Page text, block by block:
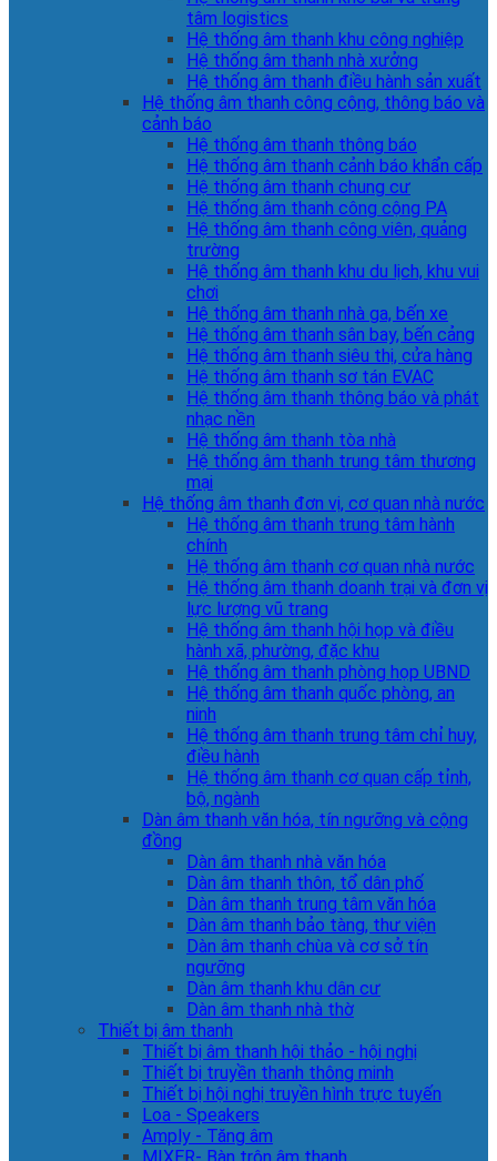
tâm logistics
Hệ thống âm thanh khu công nghiệp
Hệ thống âm thanh nhà xưởng
Hệ thống âm thanh điều hành sản xuất
Hệ thống âm thanh công cộng, thông báo và
cảnh báo
Hệ thống âm thanh thông báo
Hệ thống âm thanh cảnh báo khẩn cấp
Hệ thống âm thanh chung cư
Hệ thống âm thanh công cộng PA
Hệ thống âm thanh công viên, quảng
trường
Hệ thống âm thanh khu du lịch, khu vui
chơi
Hệ thống âm thanh nhà ga, bến xe
Hệ thống âm thanh sân bay, bến cảng
Hệ thống âm thanh siêu thị, cửa hàng
Hệ thống âm thanh sơ tán EVAC
Hệ thống âm thanh thông báo và phát
nhạc nền
Hệ thống âm thanh tòa nhà
Hệ thống âm thanh trung tâm thương
mại
Hệ thống âm thanh đơn vị, cơ quan nhà nước
Hệ thống âm thanh trung tâm hành
chính
Hệ thống âm thanh cơ quan nhà nước
Hệ thống âm thanh doanh trại và đơn vị
lực lượng vũ trang
Hệ thống âm thanh hội họp và điều
hành xã, phường, đặc khu
Hệ thống âm thanh phòng họp UBND
Hệ thống âm thanh quốc phòng, an
ninh
Hệ thống âm thanh trung tâm chỉ huy,
điều hành
Hệ thống âm thanh cơ quan cấp tỉnh,
bộ, ngành
Dàn âm thanh văn hóa, tín ngưỡng và cộng
đồng
Dàn âm thanh nhà văn hóa
Dàn âm thanh thôn, tổ dân phố
Dàn âm thanh trung tâm văn hóa
Dàn âm thanh bảo tàng, thư viện
Dàn âm thanh chùa và cơ sở tín
ngưỡng
Dàn âm thanh khu dân cư
Dàn âm thanh nhà thờ
Thiết bị âm thanh
Thiết bị âm thanh hội thảo - hội nghị
Thiết bị truyền thanh thông minh
Thiết bị hội nghị truyền hình trực tuyến
Loa - Speakers
Amply - Tăng âm